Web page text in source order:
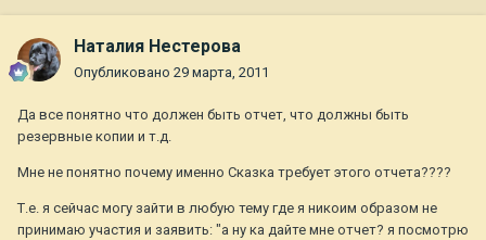
Наталия Нестерова
Опубликовано 29 марта, 2011
Да все понятно что должен быть отчет, что должны быть
резервные копии и т.д.
Мне не понятно почему именно Сказка требует этого отчета????
Т.е. я сейчас могу зайти в любую тему где я никоим образом не
принимаю участия и заявить: "а ну ка дайте мне отчет? я посмотрю